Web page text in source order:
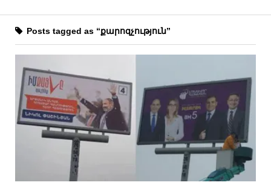
Posts tagged as “քարոզչություն”